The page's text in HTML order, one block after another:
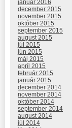
január 2016
december 2015
november 2015
október 2015
september 2015
august 2015
júl 2015
jún 2015
máj 2015
apríl 2015
február 2015
január 2015
december 2014
november 2014
október 2014
september 2014
august 2014
júl 2014